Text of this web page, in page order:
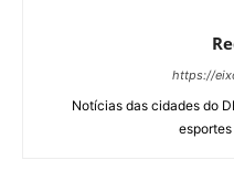
https://
Notícias das cidades do